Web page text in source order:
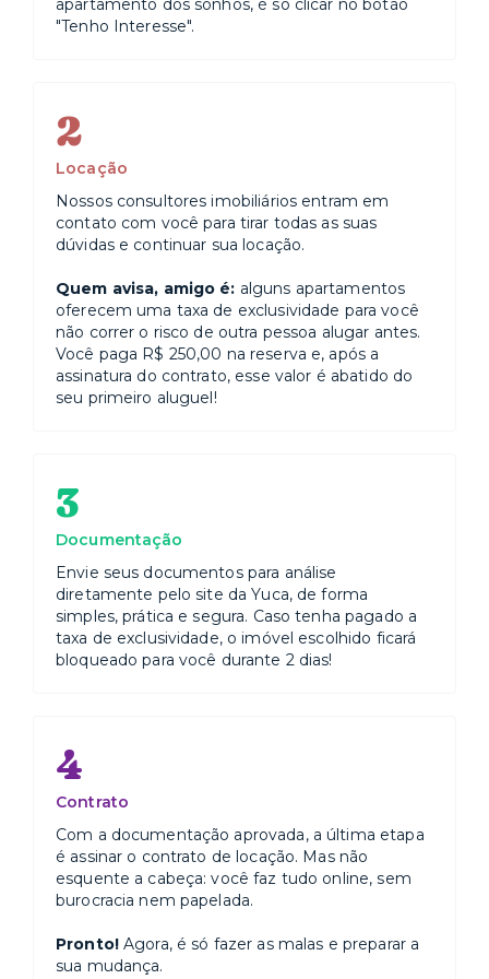
apartamento dos sonhos, é só clicar no botão
"Tenho Interesse".
2
Locação
Nossos consultores imobiliários entram em
contato com você para tirar todas as suas
dúvidas e continuar sua locação.
Quem avisa, amigo é: alguns apartamentos
oferecem uma taxa de exclusividade para você
não correr o risco de outra pessoa alugar antes.
Você paga R$ 250,00 na reserva e, após a
assinatura do contrato, esse valor é abatido do
seu primeiro aluguel!
3
Documentação
Envie seus documentos para análise
diretamente pelo site da Yuca, de forma
simples, prática e segura. Caso tenha pagado a
taxa de exclusividade, o imóvel escolhido ficará
bloqueado para você durante 2 dias!
4
Contrato
Com a documentação aprovada, a última etapa
é assinar o contrato de locação. Mas não
esquente a cabeça: você faz tudo online, sem
burocracia nem papelada.
Pronto!Agora, é só fazer as malas e preparar a
sua mudança.